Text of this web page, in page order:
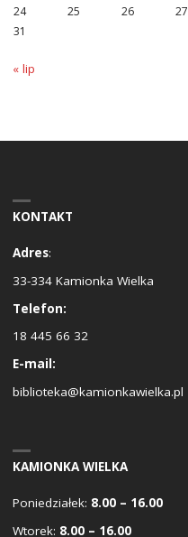
24
25 26 27
31
« lip
KONTAKT
Adres:
33-334 Kamionka Wielka
Telefon:
18 445 66 32
E-mail:
biblioteka@kamionkawielka.pl
KAMIONKA WIELKA
Poniedziałek: 8.00 – 16.00
Wtorek: 8.00 – 16.00